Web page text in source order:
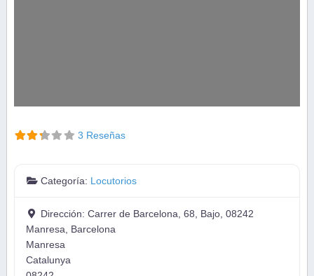
3 Reseñas
Categoría: Locutorios
Dirección:Carrer de Barcelona, 68, Bajo, 08242
Manresa, Barcelona
Manresa
Catalunya